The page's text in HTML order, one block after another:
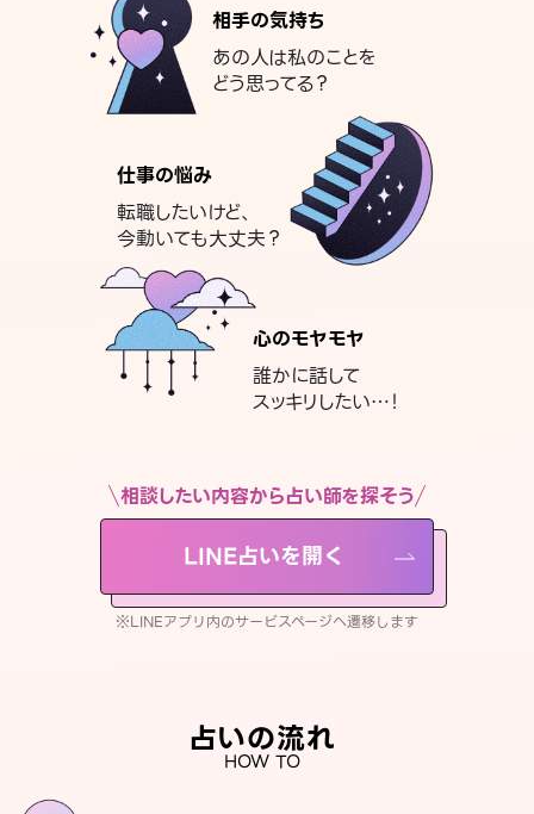
相手の気持ち
あの人は私のことを
どう思ってる？
仕事の悩み
転職したいけど、
今動いても大丈夫？
心のモヤモヤ
誰かに話して
スッキリしたい…！
相談したい内容から占い師を探そう
LINE占いを開く
※LINEアプリ内のサービスページへ遷移します
占いの流れ
HOW TO